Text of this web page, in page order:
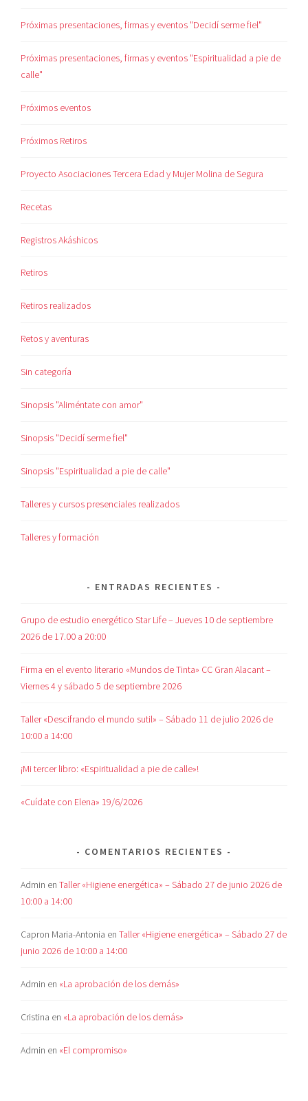
Próximas presentaciones, firmas y eventos "Decidí serme fiel"
Próximas presentaciones, firmas y eventos "Espiritualidad a pie de
calle"
Próximos eventos
Próximos Retiros
Proyecto Asociaciones Tercera Edad y Mujer Molina de Segura
Recetas
Registros Akáshicos
Retiros
Retiros realizados
Retos y aventuras
Sin categoría
Sinopsis "Aliméntate con amor"
Sinopsis "Decidí serme fiel"
Sinopsis "Espiritualidad a pie de calle"
Talleres y cursos presenciales realizados
Talleres y formación
ENTRADAS RECIENTES
Grupo de estudio energético Star Life – Jueves 10 de septiembre
2026 de 17.00 a 20:00
Firma en el evento literario «Mundos de Tinta» CC Gran Alacant –
Viernes 4 y sábado 5 de septiembre 2026
Taller «Descifrando el mundo sutil» – Sábado 11 de julio 2026 de
10:00 a 14:00
¡Mi tercer libro: «Espiritualidad a pie de calle»!
«Cuídate con Elena» 19/6/2026
COMENTARIOS RECIENTES
Admin enTaller «Higiene energética» – Sábado 27 de junio 2026 de
10:00 a 14:00
Capron Maria-Antonia enTaller «Higiene energética» – Sábado 27 de
junio 2026 de 10:00 a 14:00
Admin en «La aprobación de los demás»
Cristina en «La aprobación de los demás»
Admin en «El compromiso»